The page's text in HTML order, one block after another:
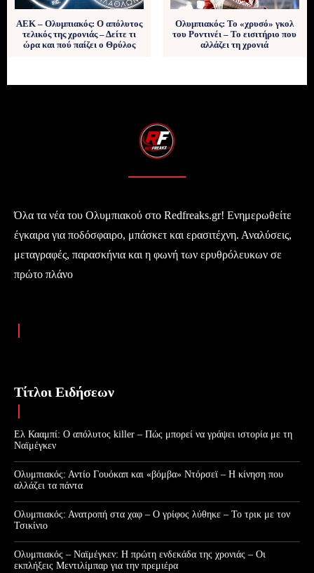
ΑΕΚ – Ολυμπιακός: Ο απόλυτος
τελικός της χρονιάς – Δείτε τι
ώρα και πού παίζει ο Θρύλος
Ολυμπιακός: Το «χρυσό» γκολ
του Ροντινέι – Το εισιτήριο που
αλλάζει τη χρονιά
Όλα τα νέα του Ολυμπιακού στο Redfreaks.gr! Ενημερωθείτε
έγκαιρα για ποδόσφαιρο, μπάσκετ και ερασιτέχνη. Αναλύσεις,
μεταγραφές, παρασκήνια και η φωνή των ερυθρόλευκων σε
πρώτο πλάνο
Τίτλοι Ειδήσεων
Ελ Κααμπί: Ο απόλυτος killer – Πώς μπορεί να γράψει ιστορία με τη
Ναϊμέγκεν
Ολυμπιακός: Αντίο Γουόκαπ και «βόμβα» Ντόρσεϊ – Η κίνηση που
αλλάζει τα πάντα
Ολυμπιακός: Ανατροπή στα χαφ – Ο γρίφος λύθηκε – Το τρικ με τον
Τσικίνιο
Ολυμπιακός – Ναϊμέγκεν: Η πρώτη ενδεκάδα της χρονιάς – Οι
εκπλήξεις Μεντιλίμπαρ για την πρεμιέρα